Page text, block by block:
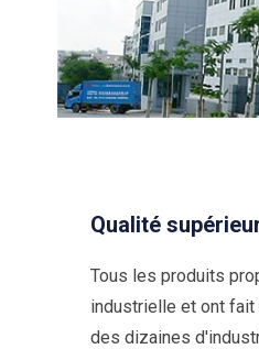
Qualité
Tous les produits
industrielle et ont
des dizaines